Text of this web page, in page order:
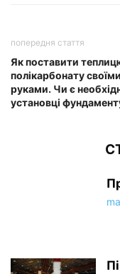
попередня стаття
Як поставити
полікарбонату своїми
руками. Чи є
установці